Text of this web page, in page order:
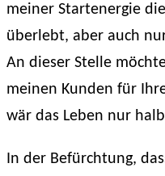
meiner Startenergie
überlebt, aber auch
An dieser Stelle
meinen Kunden für
wär das Leben nur
In der Befürchtung,